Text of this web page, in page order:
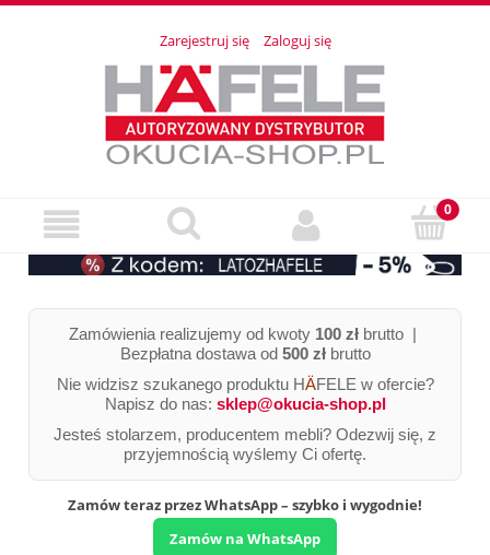
Zarejestruj się Zaloguj się
Zamówienia realizujemy od kwoty 100 zł brutto |
Bezpłatna dostawa od 500 złbrutto
Nie widzisz szukanego produktu HÄFELE w ofercie?
Napisz do nas: sklep@okucia-shop.pl
Jesteś stolarzem, producentem mebli? Odezwij się, z
przyjemnością wyślemy Ci ofertę.
Zamów teraz przez WhatsApp – szybko i wygodnie!
Zamów na WhatsApp